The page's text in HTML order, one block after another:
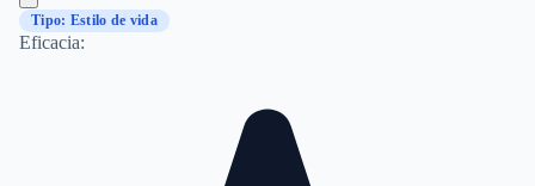
Tipo: Estilo de vida
Eficacia: